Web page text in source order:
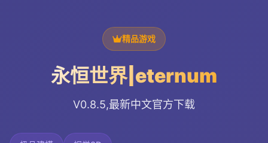
精品游戏
永恒世界|eternum
V0.8.5,最新中文官方下载